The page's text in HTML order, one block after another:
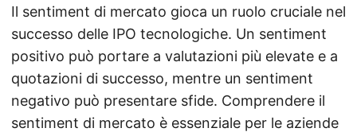
Il sentiment di mercato gioca un ruolo cruciale nel
successo delle IPO tecnologiche. Un sentiment
positivo può portare a valutazioni più elevate e a
quotazioni di successo, mentre un sentiment
negativo può presentare sfide. Comprendere il
sentiment di mercato è essenziale per le aziende